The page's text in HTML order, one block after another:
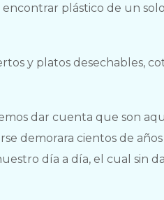
plástico de un
y platos desechables,
dar cuenta que son
demorara cientos de
día a día, el cual sin